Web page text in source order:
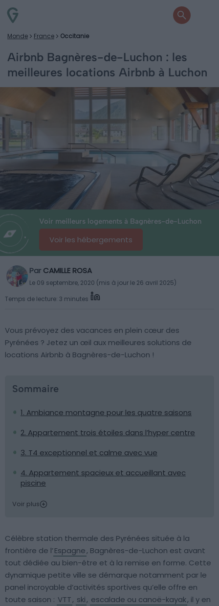
Monde France Occitanie
Airbnb Bagnères-de-Luchon : les
meilleures locations Airbnb à Luchon
Voir meilleurs logements à Bagnères-de-Luchon
Voir les hébergements
Par CAMILLE ROSA
Le 09 septembre, 2020 (mis à jour le 26 avril 2025)
Temps de lecture: 3 minutes
Vous prévoyez des vacances en plein cœur des
Pyrénées ? Jetez un œil aux meilleures solutions de
locations Airbnb à Bagnères-de-Luchon !
Sommaire
1. Ambiance montagne pour les quatre saisons
2. Appartement trois étoiles dans l’hyper centre
3. T4 exceptionnel et calme avec vue
4. Appartement spacieux et accueillant avec
piscine
Voir plus
Célèbre station thermale des Pyrénées située à la
frontière de l’Espagne, Bagnères-de-Luchon est avant
tout dédiée au bien-être et à la remise en forme. Cette
dynamique petite ville se démarque notamment par le
panel incroyable d’activités sportives qu’elle offre en
toute saison : VTT, ski, escalade ou canoë-kayak, il y en